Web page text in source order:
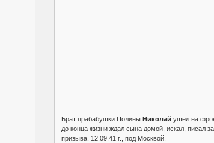
Брат прабабушки Полины Николай ушёл на
до конца жизни ждал сына домой, искал, писал
призыва, 12.09.41 г., под Москвой.